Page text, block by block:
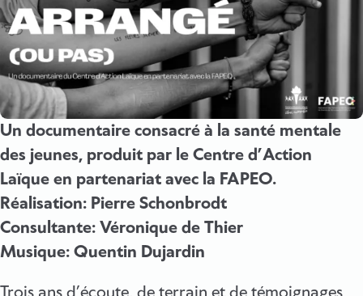
Un documentaire consacré à la santé mentale
des jeunes, produit par le Centre d’Action
Laïque en partenariat avec la FAPEO.
Réalisation: Pierre Schonbrodt
Consultante: Véronique de Thier
Musique: Quentin Dujardin